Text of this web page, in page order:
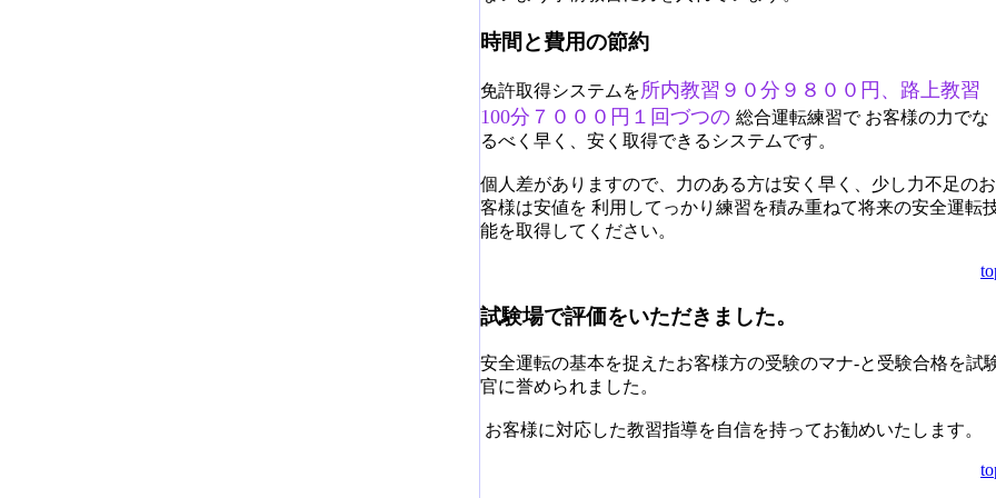
時間と費用の節約
免許取得システムを所内教習９０分９８００円、路上教習
100分７０００円１回づつの 総合運転練習で お客様の力でな
るべく早く、安く取得できるシステムです。
個人差がありますので、力のある方は安く早く、少し力不足のお
客様は安値を 利用してっかり練習を積み重ねて将来の安全運転
能を取得してください。
試験場で評価をいただきました。
安全運転の基本を捉えたお客様方の受験のマナ-と受験合格を試
官に誉められました。
お客様に対応した教習指導を自信を持ってお勧めいたします。